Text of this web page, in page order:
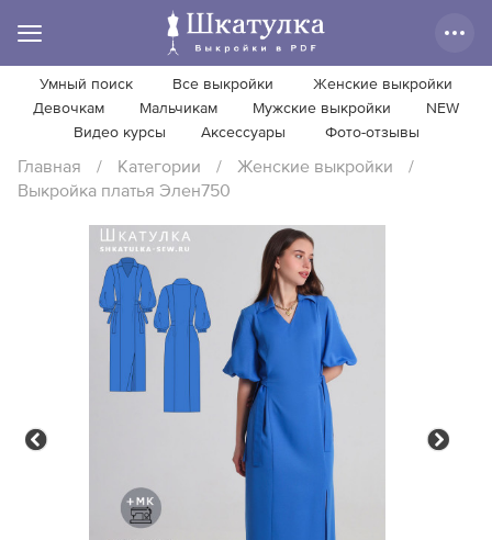
Умный поиск Все выкройки
Женские выкройки
Девочкам
Мальчикам Мужские выкройки
NEW
Видео курсы
Аксессуары Фото-отзывы
Главная / Категории / Женские выкройки
/
Выкройка платья Элен750